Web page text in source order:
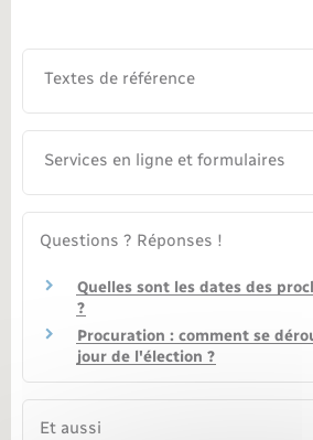
Organisation d’événement
Sécurité - Prévention
Seniors
Voirie et espace public
Textes de référence
Services en ligne et formulaires
Questions ? Réponses !
Quelles sont les dates des
?
Procuration : comment se
jour de l'élection ?
Et aussi